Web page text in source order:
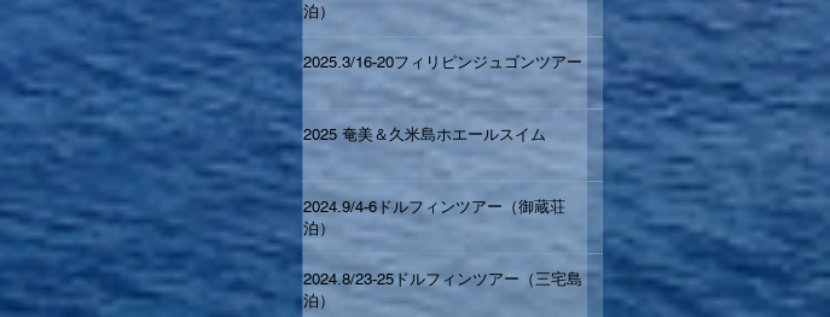
泊）
2025.3/16-20フィリピンジュゴンツアー
2025 奄美＆久米島ホエールスイム
2024.9/4-6ドルフィンツアー（御蔵荘
泊）
2024.8/23-25ドルフィンツアー（三宅島
泊）